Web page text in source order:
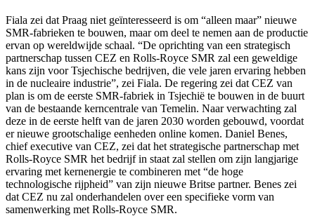
Fiala zei dat Praag niet geïnteresseerd is om “alleen maar” nieuwe
SMR-fabrieken te bouwen, maar om deel te nemen aan de productie
ervan op wereldwijde schaal. “De oprichting van een strategisch
partnerschap tussen CEZ en Rolls-Royce SMR zal een geweldige
kans zijn voor Tsjechische bedrijven, die vele jaren ervaring hebben
in de nucleaire industrie”, zei Fiala. De regering zei dat CEZ van
plan is om de eerste SMR-fabriek in Tsjechië te bouwen in de buurt
van de bestaande kerncentrale van Temelin. Naar verwachting zal
deze in de eerste helft van de jaren 2030 worden gebouwd, voordat
er nieuwe grootschalige eenheden online komen. Daniel Benes,
chief executive van CEZ, zei dat het strategische partnerschap met
Rolls-Royce SMR het bedrijf in staat zal stellen om zijn langjarige
ervaring met kernenergie te combineren met “de hoge
technologische rijpheid” van zijn nieuwe Britse partner. Benes zei
dat CEZ nu zal onderhandelen over een specifieke vorm van
samenwerking met Rolls-Royce SMR.